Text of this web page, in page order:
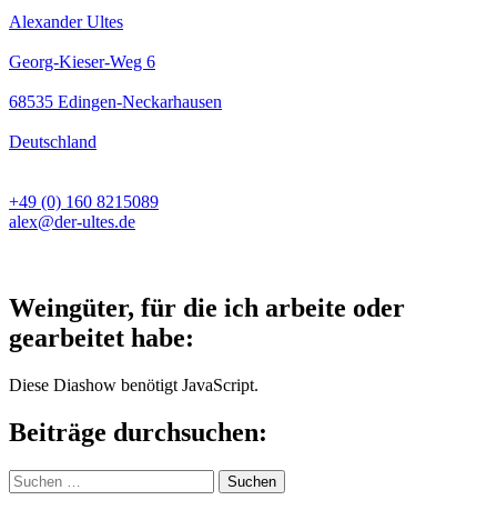
Alexander Ultes
Georg-Kieser-Weg 6
68535 Edingen-Neckarhausen
Deutschland
+49 (0) 160 8215089
alex@der-ultes.de
Weingüter, für die ich arbeite oder
gearbeitet habe:
Diese Diashow benötigt JavaScript.
Beiträge durchsuchen:
Suchen
nach: